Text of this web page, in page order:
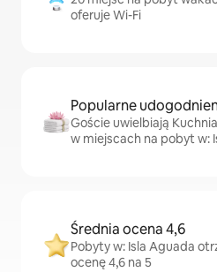
oferuje Wi-Fi
Popularne
Goście uwielbiają
w miejscach na pobyt w:
Średnia ocena 4,6
Pobyty w: Isla Aguada
ocenę 4,6 na 5